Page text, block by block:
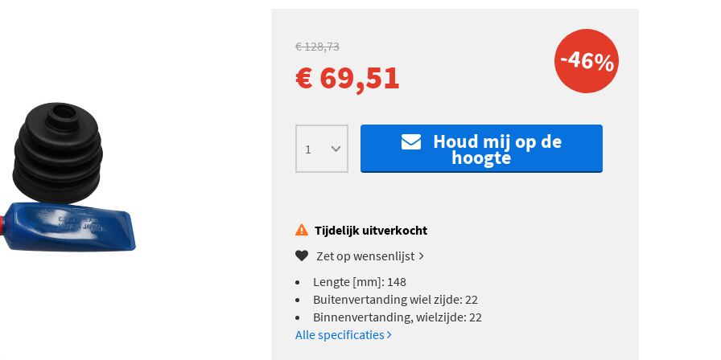
-46%
€ 128,73
€ 69,51
Houd mij op de
hoogte
Tijdelijk uitverkocht
Zet op wensenlijst
Lengte [mm]: 148
Buitenvertanding wiel zijde: 22
Binnenvertanding, wielzijde: 22
Alle specificaties